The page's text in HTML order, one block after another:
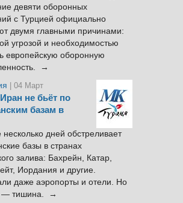
девяти оборонных
с Турцией официально
двумя главными причинами:
угрозой и необходимостью
европейскую оборонную
→
| 04 Март
не бьёт по
базам в
дней обстреливает
базы в странах
залива: Бахрейн, Катар,
Иордания и другие.
даже аэропорты и отели. Но
— тишина. →